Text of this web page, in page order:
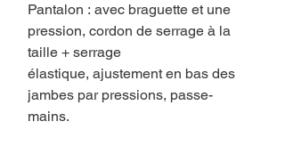
Pantalon : avec braguette et une
pression, cordon de serrage à la
taille + serrage
élastique, ajustement en bas des
jambes par pressions, passe-
mains.